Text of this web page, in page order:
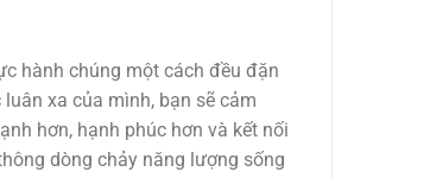
hành chúng một cách đều đặn
xa của mình, bạn sẽ cảm
hơn, hạnh phúc hơn và kết nối
dòng chảy năng lượng sống